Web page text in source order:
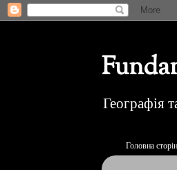
Географія
Головна